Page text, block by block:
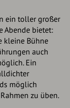
ein toller großer
Abende bietet:
kleine Bühne
auch
Ein
möglich
zu üben.